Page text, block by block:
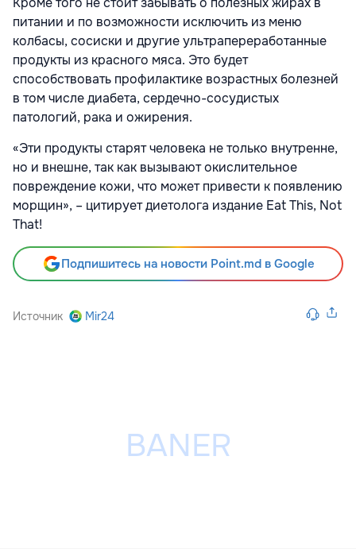
питании и по возможности исключить из меню
колбасы, сосиски и другие ультрапереработанные
продукты из красного мяса. Это будет
способствовать профилактике возрастных болезней
в том числе диабета, сердечно-сосудистых
патологий, рака и ожирения.
«Эти продукты старят человека не только внутренне,
но и внешне, так как вызывают окислительное
повреждение кожи, что может привести к появлению
морщин», – цитирует диетолога издание Eat This, Not
That!
Подпишитесь на новости Point.md в Google
Источник Mir24